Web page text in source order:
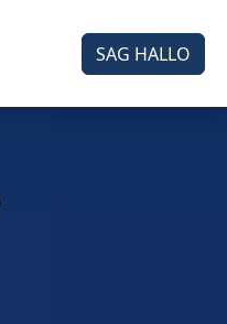
SAG HALLO